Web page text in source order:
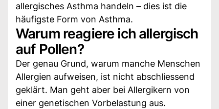
allergisches Asthma handeln – dies ist die
häufigste Form von Asthma.
Warum reagiere ich allergisch
auf Pollen?
Der genau Grund, warum manche Menschen
Allergien aufweisen, ist nicht abschliessend
geklärt. Man geht aber bei Allergikern von
einer genetischen Vorbelastung aus.